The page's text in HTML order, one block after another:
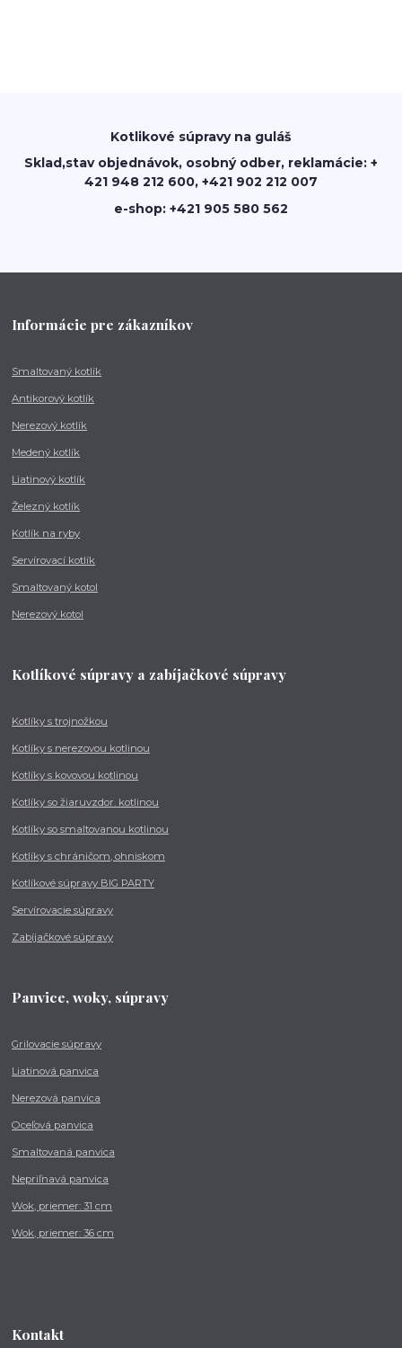
Kotlikové súpravy na guláš
Sklad,stav objednávok, osobný odber, reklamácie: +
421 948 212 600, +421 902 212 007
e-shop: +421 905 580 562
Informácie pre zákazníkov
Smaltovaný kotlík
Antikorový kotlík
Nerezový kotlík
Medený kotlík
Liatinový kotlík
Železný kotlík
Kotlík na ryby
Servírovací kotlík
Smaltovaný kotol
Nerezový kotol
Kotlíkové súpravy a zabíjačkové súpravy
Kotlíky s trojnožkou
Kotlíky s nerezovou kotlinou
Kotlíky s kovovou kotlinou
Kotlíky so žiaruvzdor. kotlinou
Kotlíky so smaltovanou kotlinou
Kotlíky s chráničom, ohniskom
Kotlíkové súpravy BIG PARTY
Servírovacie súpravy
Zabíjačkové súpravy
Panvice, woky, súpravy
Grilovacie súpravy
Liatinová panvica
Nerezová panvica
Oceľová panvica
Smaltovaná panvica
Nepriľnavá panvica
Wok, priemer: 31 cm
Wok, priemer: 36 cm
Kontakt